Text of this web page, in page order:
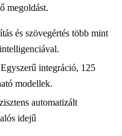
megoldást.
és szövegértés több mint
integráció, 125
modellek.
automatizált
idejű